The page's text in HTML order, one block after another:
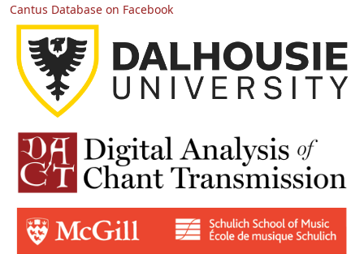
Cantus Database on Facebook